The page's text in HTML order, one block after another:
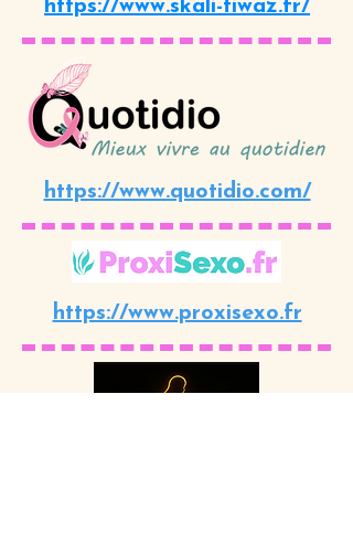
https://www.skali-tiwaz.fr/
https://www.quotidio.com/
https://www.proxisexo.fr